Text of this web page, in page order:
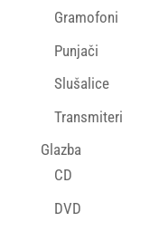
Gramofoni
Punjači
Slušalice
Transmiteri
Glazba
CD
DVD